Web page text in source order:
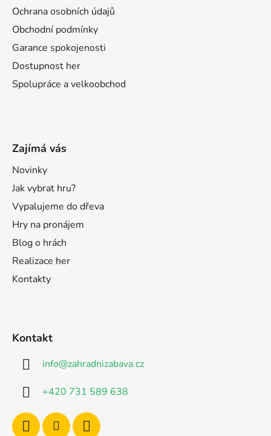
Ochrana osobních údajů
Obchodní podmínky
Garance spokojenosti
Dostupnost her
Spolupráce a velkoobchod
Zajímá vás
Novinky
Jak vybrat hru?
Vypalujeme do dřeva
Hry na pronájem
Blog o hrách
Realizace her
Kontakty
Kontakt
info@zahradnizabava.cz
+420 731 589 638